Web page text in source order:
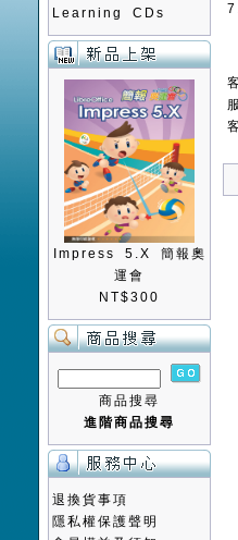
Learning CDs
Impress 5.X 簡報奧
運會
NT$300
商品搜尋
進階商品搜尋
退換貨事項
隱私權保護聲明